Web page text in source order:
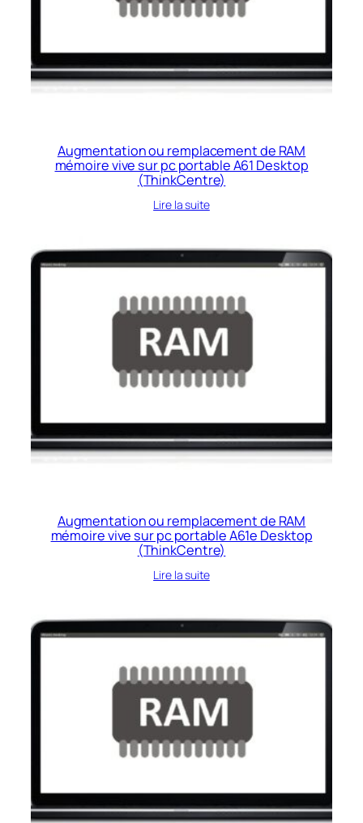
Augmentation ou remplacement de RAM
mémoire vive sur pc portable A61 Desktop
(ThinkCentre)
Lire la suite
Augmentation ou remplacement de RAM
mémoire vive sur pc portable A61e Desktop
(ThinkCentre)
Lire la suite